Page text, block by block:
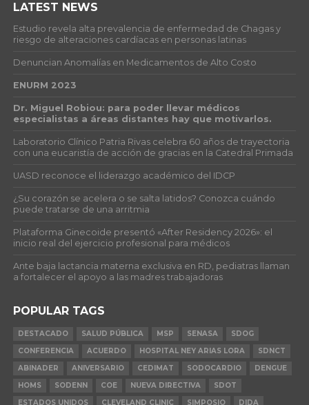
LATEST NEWS
Estudio revela alta prevalencia de enfermedad de Chagas y
riesgo de alteraciones cardíacas en personas latinas
Denuncian Anomalías en Medicamentos de Alto Costo
ENURM 2023
Dr. Miguel Robiou: para poder llevar médicos
especialistas a áreas distantes hay que motivarlos.
Laboratorio Clínico Patria Rivas celebra 60 años de trayectoria
con una eucaristía de acción de gracias en la Catedral Primada
UASD reconoce el liderazgo académico del IDCP
¿Su corazón se acelera o se salta latidos? Conozca cuándo
puede tratarse de una arritmia
Plataforma Ginecoide presentó «After Residency 2026»: el
inicio real del ejercicio profesional para médicos
Ante baja lactancia materna exclusiva en RD, pediatras llaman
a fortalecer el apoyo a las madres trabajadoras
POPULAR TAGS
DESTACADO SALUD PÚBLICA MSP SENASA
SDOG
CONFERENCIA
ACUERDO HOSPITAL NEY ARIAS LORA
SDNCT
ABINADER
ANIVERSARIO CEDIMAT SODOCARDIO
DENGUE
HOMS
SODENN COE NUEVA DIRECTIVA
SDOT
ESTADOS UNIDOS
CLEVELAND CLINIC SIMPOSIO DIDA